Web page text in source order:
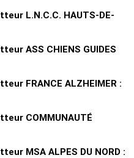
L.N.C.C. HAUTS-DE-
ASS CHIENS GUIDES
FRANCE ALZHEIMER :
COMMUNAUTÉ
MSA ALPES DU NORD :